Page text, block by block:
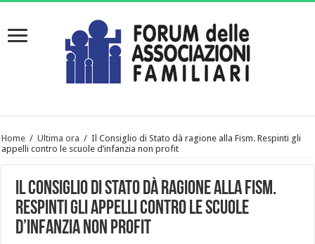
Home / Ultima ora / Il Consiglio di Stato dà ragione alla Fism. Respinti gli
appelli contro le scuole d’infanzia non profit
Il Consiglio di Stato dà ragione alla Fism.
Respinti gli appelli contro le scuole
d’infanzia non profit